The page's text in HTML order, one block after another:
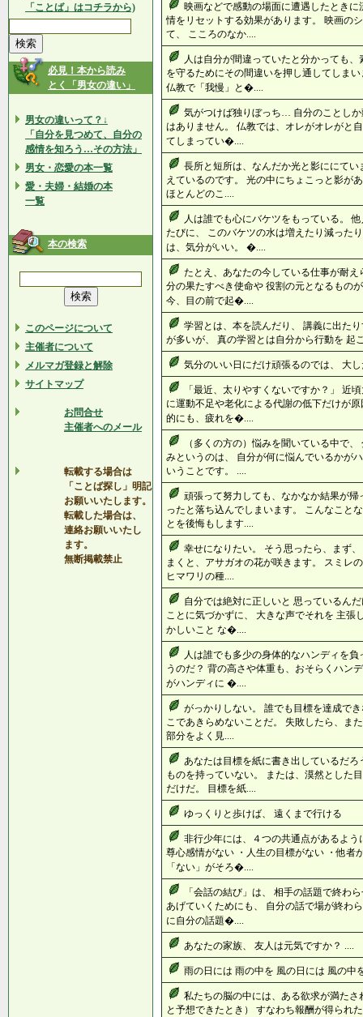
「ことば」はコチラから)
必見！本から読み
とく「男女の違い」
男女の違いって？↓
「自分を見つめて、自分の
感情を知ろう…その方法」
男女・恋愛の本一覧
愛・夫婦・結婚の本
一覧
本の検索
このページについて
主催者について
メルマガ登録と解除
サイトマップ
お問合せ
主催者へのメール
転載する場合は
「ことば探し」明記
お願いいたします。
転載した場合は、
連絡お願いいたし
ます。
無断掲載禁止
映画などで感動の場面に遭遇したとき
情をリセットする効果があります。 映画の
て、 こころのなか....
人は自分が間違っていたと分かっても
を守るためにその間違いを押し通してしま
仏教で「我慢」と�....
気がつけば独りぼっち… 自分のことし
はありません。 仏教では、オレがオレがと
てしまってい�....
長所と短所は、なんだか光と影ににて
えているのです。 光の中にちょこっと影が
ほとんどのこ....
人は誰でも心にバケツをもっている。
たびに、 このバケツの水は増えたり減った
は、気分がいい。 �....
たとえ、あなたの今している仕事が耐
分の果たすべき使命や 役割の元となるもの
今、目の前で起�....
学習とは、本を読んだり、 講義に出た
が多いが、 真の学習とは自分から行動を 起
気分のいい日にだけ頑張るのでは、 大
「最近、太りやすくないですか？」 近
に運動不足や老化による代謝の低下だけが
的にも、疲れを�....
（多くの方の）悩みを聞いている中で
みというのは、 自分が何に悩んでいるかが
いうことです。 ....
頑張って努力しても、なかなか結果が
ったと落ち込んでしまいます。 こんなこと
とを後悔もします....
幸せになりたい。 そう思ったら、まず
まくと、アサガオの花が咲きます。 スミレ
ヒマワリの種....
自分では絶対に正しいと 思っているん
ことに気づかずに、 大きな声でそれを 主張
かしいこと な�....
人は誰でも多少の身体的なハンディを
うのだ？ 背の高さや体重も、おそらくハン
がハンディに �....
がっかりしない。 誰でも目標を達成で
こであきらめないことだ。 失敗したら、ま
部分をよく見....
あなたは目標を紙に書き出しているだ
ものを持っていない。 または、漠然とした
だけだ。 目標を紙....
ゆっくりと歩けば、 遠くまで行け
非行少年には、４つの共通点があるよ
尊心感情がない ・人生の目標がない ・他者
「ない」がそろ�....
「会話の結び」は、 相手の話題で終わ
あげていくためにも、 自分の話で場が終わ
に自分の話題�....
あなたの家族、 友人は元気ですか？ ....
雨の日には 雨の中を 風の日には 風の中
私たちの脳の中には、ある欲求が満た
と予想できたとき） すなわち報酬が得られ